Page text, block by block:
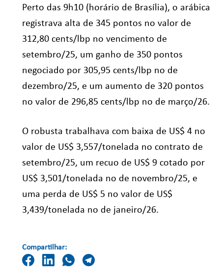
Perto das 9h10 (horário de Brasília), o arábica
registrava alta de 345 pontos no valor de
312,80 cents/lbp no vencimento de
setembro/25, um ganho de 350 pontos
negociado por 305,95 cents/lbp no de
dezembro/25, e um aumento de 320 pontos
no valor de 296,85 cents/lbp no de março/26.
O robusta trabalhava com baixa de US$ 4 no
valor de US$ 3,557/tonelada no contrato de
setembro/25, um recuo de US$ 9 cotado por
US$ 3,501/tonelada no de novembro/25, e
uma perda de US$ 5 no valor de US$
3,439/tonelada no de janeiro/26.
Compartilhar: